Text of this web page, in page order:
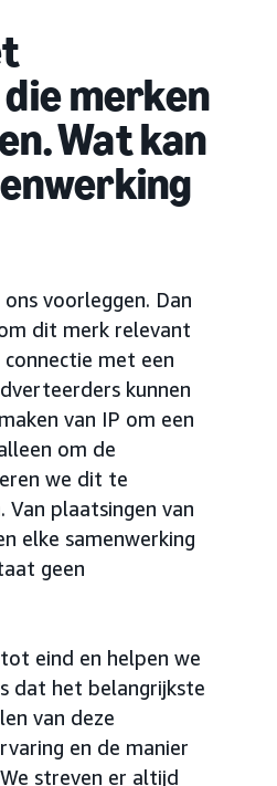
merken
Wat kan
voorleggen. Dan
dit merk relevant
met een
kunnen
van IP om een
om de
we dit te
plaatsingen van
elke samenwerking
geen
eind en helpen we
dat het belangrijkste
van deze
en de manier
streven er altijd